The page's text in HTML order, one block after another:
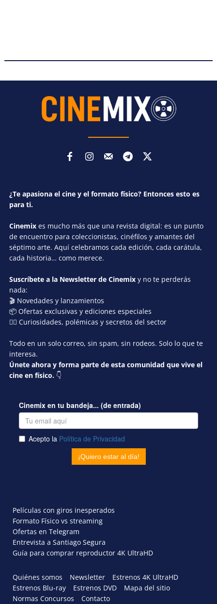
¿Te apasiona el cine y el formato físico? Entonces esto es
para ti.
Cinemix es mucho más que una revista digital: es un punto
de encuentro para coleccionistas, cinéfilos y amantes del
séptimo arte. Aquí celebramos cada edición, cada carátula,
cada historia… como merece.
Suscríbete a la Newsletter de Cinemix y no te perderás
nada:
🎬 Novedades y lanzamientos
📦 Ofertas exclusivas y ediciones especiales
🕵️‍♂️ Curiosidades, polémicas y secretos del sector
Todo en un solo correo, sin spam, sin rodeos. Solo lo que te
interesa.
Únete ahora y forma parte de esta comunidad que vive el
cine en físico. 👇
Películas con giros inesperados
Formato Físico vs streaming
Ofertas en Telegram
Entrevista a Santiago Segura
Guía para comprar reproductor 4K UltraHD
Quiénes somos Newsletter
Estrenos 4K UltraHD
Estrenos Blu-ray
Estrenos DVD
Mapa del sitio
Normas Concursos
Contacto